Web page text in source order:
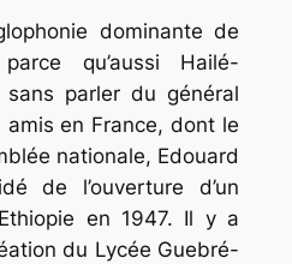
dominante de
qu’aussi Hailé-
sans parler du général
en France, dont le
nationale, Edouard
de l’ouverture d’un
en 1947. Il y a
du Lycée Guebré-